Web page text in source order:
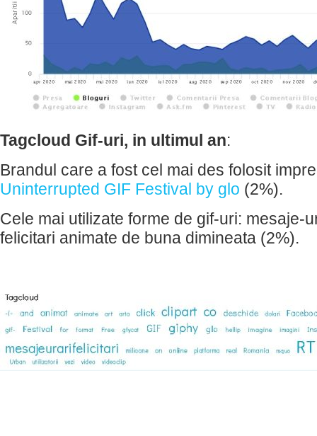
Tagcloud Gif-uri, in ultimul an:
Brandul care a fost cel mai des folosit
Uninterrupted GIF Festival by glo (2%).
Cele mai utilizate forme de gif-uri: mesaje-
felicitari animate de buna dimineata (2%).